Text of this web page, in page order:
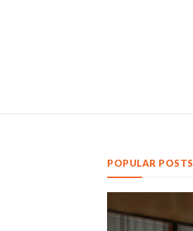
POPULAR POSTS